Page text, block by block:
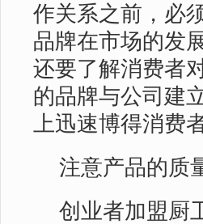
作关系之前，必
品牌在市场的发
还要了解消费者
的品牌与公司建
上迅速博得消费
注意产品的质
创业者加盟厨